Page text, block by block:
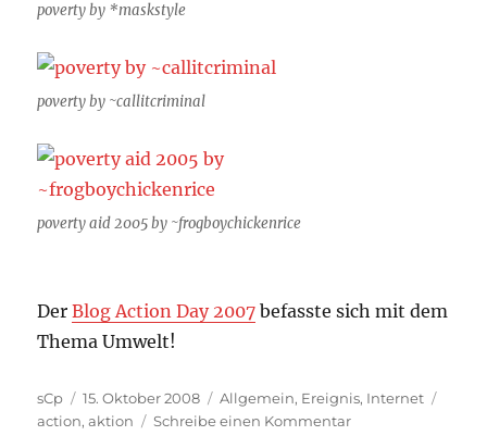
poverty by *maskstyle
poverty by ~callitcriminal
poverty aid 2005 by ~frogboychickenrice
DerBlog Action Day 2007 befasste sich mit dem
Thema Umwelt!
Autor
sCp
Veröffentlicht
am
15. Oktober 2008 Kategorien
Allgemein, Ereignis, Internet
action,aktion Schreibe einen Kommentarzu